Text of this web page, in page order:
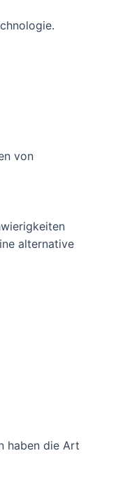
von
alternative
haben die Art